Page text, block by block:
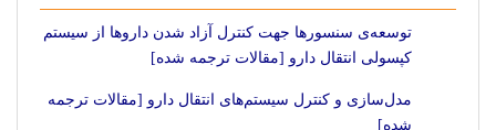
توسعه‌ی سنسورها جهت کنترل آزاد شدن داروها از سیستم
کپسولی انتقال دارو [مقالات ترجمه شده]
مدل‌سازی و کنترل سیستم‌های انتقال دارو [مقالات ترجمه
شده]